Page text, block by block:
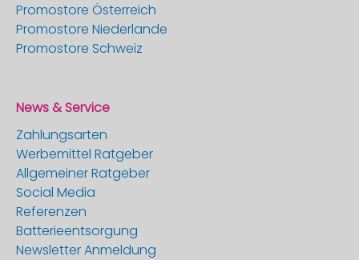
Promostore Österreich
Promostore Niederlande
Promostore Schweiz
News & Service
Zahlungsarten
Werbemittel Ratgeber
Allgemeiner Ratgeber
Social Media
Referenzen
Batterieentsorgung
Newsletter Anmeldung